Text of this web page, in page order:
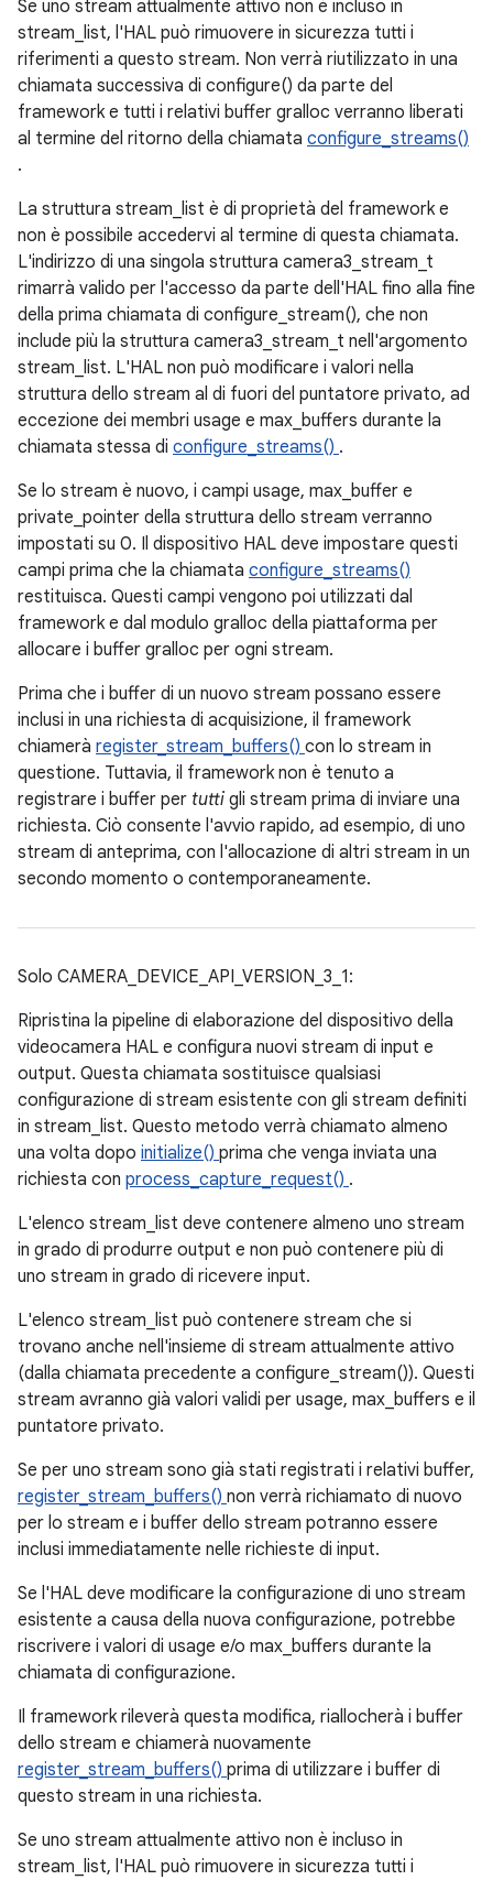
Se uno stream attualmente attivo non è incluso in
stream_list, l'HAL può rimuovere in sicurezza tutti i
riferimenti a questo stream. Non verrà riutilizzato in una
chiamata successiva di configure() da parte del
framework e tutti i relativi buffer gralloc verranno liberati
al termine del ritorno della chiamata configure_streams()
.
La struttura stream_list è di proprietà del framework e
non è possibile accedervi al termine di questa chiamata.
L'indirizzo di una singola struttura camera3_stream_t
rimarrà valido per l'accesso da parte dell'HAL fino alla fine
della prima chiamata di configure_stream(), che non
include più la struttura camera3_stream_t nell'argomento
stream_list. L'HAL non può modificare i valori nella
struttura dello stream al di fuori del puntatore privato, ad
eccezione dei membri usage e max_buffers durante la
chiamata stessa di configure_streams() .
Se lo stream è nuovo, i campi usage, max_buffer e
private_pointer della struttura dello stream verranno
impostati su 0. Il dispositivo HAL deve impostare questi
campi prima che la chiamata configure_streams()
restituisca. Questi campi vengono poi utilizzati dal
framework e dal modulo gralloc della piattaforma per
allocare i buffer gralloc per ogni stream.
Prima che i buffer di un nuovo stream possano essere
inclusi in una richiesta di acquisizione, il framework
chiamerà register_stream_buffers() con lo stream in
questione. Tuttavia, il framework non è tenuto a
registrare i buffer per tutti gli stream prima di inviare una
richiesta. Ciò consente l'avvio rapido, ad esempio, di uno
stream di anteprima, con l'allocazione di altri stream in un
secondo momento o contemporaneamente.
Solo CAMERA_DEVICE_API_VERSION_3_1:
Ripristina la pipeline di elaborazione del dispositivo della
videocamera HAL e configura nuovi stream di input e
output. Questa chiamata sostituisce qualsiasi
configurazione di stream esistente con gli stream definiti
in stream_list. Questo metodo verrà chiamato almeno
una volta dopo initialize() prima che venga inviata una
richiesta con process_capture_request() .
L'elenco stream_list deve contenere almeno uno stream
in grado di produrre output e non può contenere più di
uno stream in grado di ricevere input.
L'elenco stream_list può contenere stream che si
trovano anche nell'insieme di stream attualmente attivo
(dalla chiamata precedente a configure_stream()). Questi
stream avranno già valori validi per usage, max_buffers e il
puntatore privato.
Se per uno stream sono già stati registrati i relativi buffer,
register_stream_buffers() non verrà richiamato di nuovo
per lo stream e i buffer dello stream potranno essere
inclusi immediatamente nelle richieste di input.
Se l'HAL deve modificare la configurazione di uno stream
esistente a causa della nuova configurazione, potrebbe
riscrivere i valori di usage e/o max_buffers durante la
chiamata di configurazione.
Il framework rileverà questa modifica, riallocherà i buffer
dello stream e chiamerà nuovamente
register_stream_buffers() prima di utilizzare i buffer di
questo stream in una richiesta.
Se uno stream attualmente attivo non è incluso in
stream_list, l'HAL può rimuovere in sicurezza tutti i